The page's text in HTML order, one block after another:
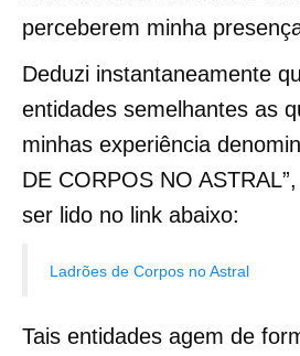
perceberem minha
Deduzi instantaneamente
entidades semelhantes as
minhas experiência
DE CORPOS NO
ser lido no link abaixo:
Ladrões de Corpos no Astral
Tais entidades agem de